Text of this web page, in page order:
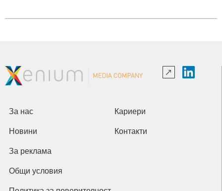
За нас Кариери
Новини Контакти
За реклама
Общи условия